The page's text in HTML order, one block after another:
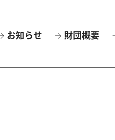
お知らせ 財団概要